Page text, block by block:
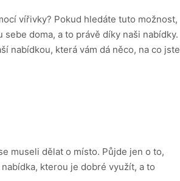
vířivky? Pokud hledáte tuto možnost,
doma, a to právě díky naši nabídky.
nabídkou, která vám dá něco, na co jste
museli dělat o místo. Půjde jen o to,
kterou je dobré využít, a to